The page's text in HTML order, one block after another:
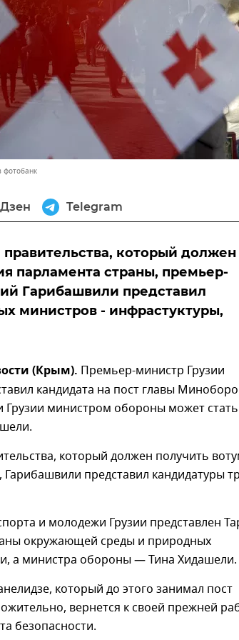
фотобанк
Дзен Telegram
который должен
парламента страны, премьер-
Гарибашвили представил
министров - инфрастуктуры,
(Крым). Премьер-министр Грузии
кандидата на пост главы
министром обороны может стать
который должен получить
представил кандидатуры
и молодежи Грузии представлен
окружающей среды и природных
а министра обороны — Тина Хидашели.
который до этого занимал пост
вернется к своей прежней
безопасности.